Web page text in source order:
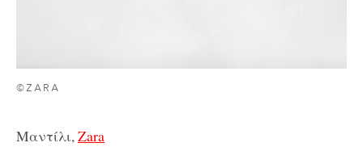
©ZARA
Μαντίλι,Zara